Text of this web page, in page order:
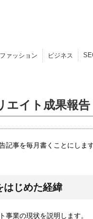
ファッション ビジネス
イト成果報告
記事を毎月書くことにしま
はじめた経緯
事業の現状を説明します。